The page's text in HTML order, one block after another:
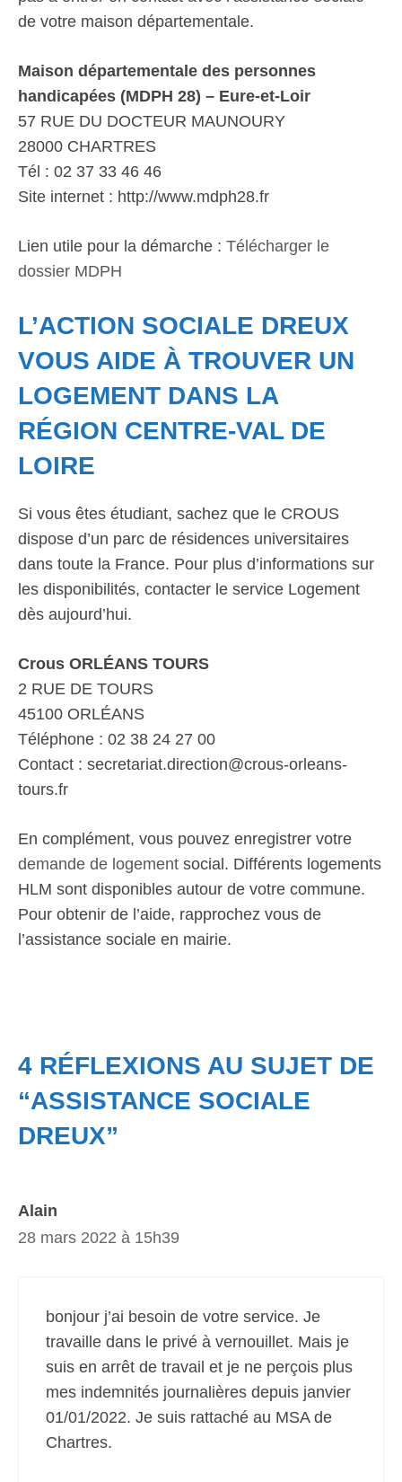
de votre maison départementale.
Maison départementale des personnes
handicapées (MDPH 28) – Eure-et-Loir
57 RUE DU DOCTEUR MAUNOURY
28000 CHARTRES
Tél : 02 37 33 46 46
Site internet : http://www.mdph28.fr
Lien utile pour la démarche : Télécharger le
dossier MDPH
L’ACTION SOCIALE DREUX
VOUS AIDE À TROUVER UN
LOGEMENT DANS LA
RÉGION CENTRE-VAL DE
LOIRE
Si vous êtes étudiant, sachez que le CROUS
dispose d’un parc de résidences universitaires
dans toute la France. Pour plus d’informations sur
les disponibilités, contacter le service Logement
dès aujourd’hui.
Crous ORLÉANS TOURS
2 RUE DE TOURS
45100 ORLÉANS
Téléphone : 02 38 24 27 00
Contact : secretariat.direction@crous-orleans-
tours.fr
En complément, vous pouvez enregistrer votre
demande de logement social. Différents logements
HLM sont disponibles autour de votre commune.
Pour obtenir de l’aide, rapprochez vous de
l’assistance sociale en mairie.
4 RÉFLEXIONS AU SUJET DE
“ASSISTANCE SOCIALE
DREUX”
Alain
28 mars 2022 à 15h39
bonjour j’ai besoin de votre service. Je
travaille dans le privé à vernouillet. Mais je
suis en arrêt de travail et je ne perçois plus
mes indemnités journalières depuis janvier
01/01/2022. Je suis rattaché au MSA de
Chartres.